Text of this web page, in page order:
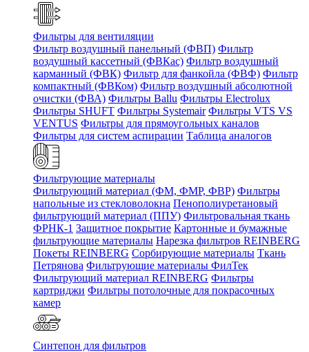
Фильтры для вентиляции
Фильтр воздушный панельный (ФВП) Фильтр
воздушный кассетный (ФВКас) Фильтр воздушный
карманный (ФВК) Фильтр для фанкойла (ФВФ) Фильтр
компактный (ФВКом) Фильтр воздушный абсолютной
очистки (ФВА) Фильтры Ballu Фильтры Electrolux
Фильтры SHUFT Фильтры Systemair Фильтры VTS VS
VENTUS Фильтры для прямоугольных каналов
Фильтры для систем аспирации Таблица аналогов
Фильтрующие материалы
Фильтрующий материал (ФМ, ФМР, ФВР) Фильтры
напольные из стекловолокна Пенополиуретановый
фильтрующий материал (ППУ) Фильтровальная ткань
ФРНК-1 Защитное покрытие Картонные и бумажные
фильтрующие материалы Нарезка фильтров REINBERG
Покеты REINBERG Сорбирующие материалы Ткань
Петрянова Фильтрующие материалы ФилТек
Фильтрующий материал REINBERG Фильтры
картриджи Фильтры потолочные для покрасочных
камер
Синтепон для фильтров